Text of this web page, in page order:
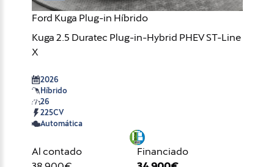
Ford Kuga Plug-in Híbrido
Kuga 2.5 Duratec Plug-in-Hybrid PHEV ST-Line
X
2026
Híbrido
26
225CV
Automática
Al contado
Financiado